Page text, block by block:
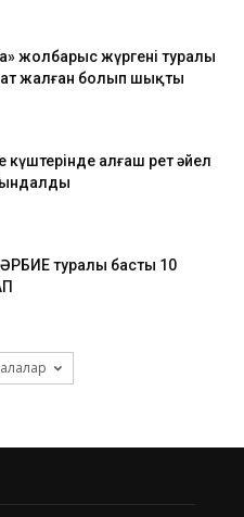
жолбарыс жүргені туралы
жалған болып шықты
күштерінде алғаш рет әйел
туралы басты 10